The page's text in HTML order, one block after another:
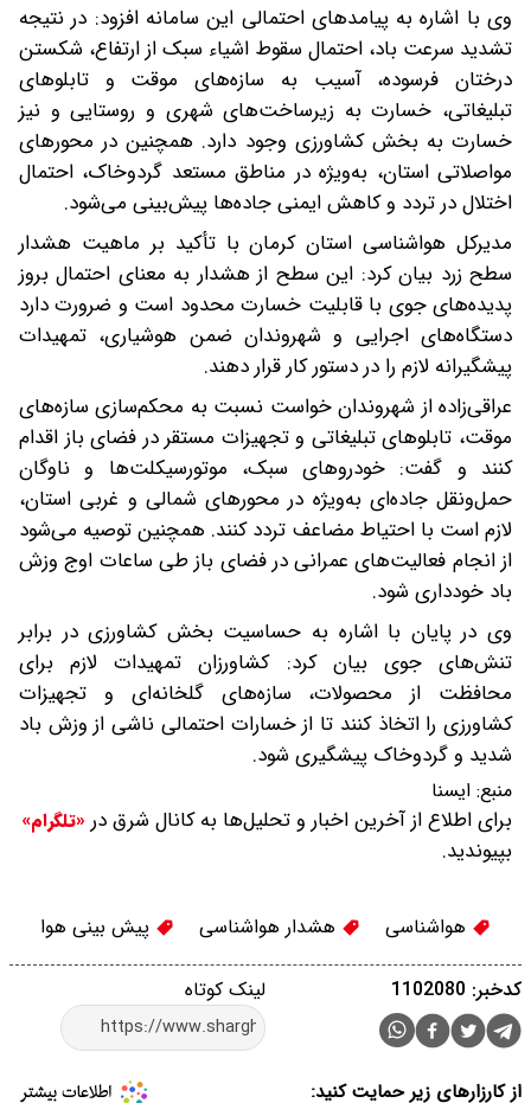
وی با اشاره به پیامدهای احتمالی این سامانه افزود: در نتیجه
تشدید سرعت باد، احتمال سقوط اشیاء سبک از ارتفاع، شکستن
درختان فرسوده، آسیب به سازه‌های موقت و تابلوهای
تبلیغاتی، خسارت به زیرساخت‌های شهری و روستایی و نیز
خسارت به بخش کشاورزی وجود دارد. همچنین در محورهای
مواصلاتی استان، به‌ویژه در مناطق مستعد گردوخاک، احتمال
اختلال در تردد و کاهش ایمنی جاده‌ها پیش‌بینی می‌شود.
مدیرکل هواشناسی استان کرمان با تأکید بر ماهیت هشدار
سطح زرد بیان کرد: این سطح از هشدار به معنای احتمال بروز
پدیده‌های جوی با قابلیت خسارت محدود است و ضرورت دارد
دستگاه‌های اجرایی و شهروندان ضمن هوشیاری، تمهیدات
پیشگیرانه لازم را در دستور کار قرار دهند.
عراقی‌زاده از شهروندان خواست نسبت به محکم‌سازی سازه‌های
موقت، تابلوهای تبلیغاتی و تجهیزات مستقر در فضای باز اقدام
کنند و گفت: خودروهای سبک، موتورسیکلت‌ها و ناوگان
حمل‌ونقل جاده‌ای به‌ویژه در محورهای شمالی و غربی استان،
لازم است با احتیاط مضاعف تردد کنند. همچنین توصیه می‌شود
از انجام فعالیت‌های عمرانی در فضای باز طی ساعات اوج وزش
باد خودداری شود.
وی در پایان با اشاره به حساسیت بخش کشاورزی در برابر
تنش‌های جوی بیان کرد: کشاورزان تمهیدات لازم برای
محافظت از محصولات، سازه‌های گلخانه‌ای و تجهیزات
کشاورزی را اتخاذ کنند تا از خسارات احتمالی ناشی از وزش باد
شدید و گردوخاک پیشگیری شود.
منبع: ایسنا
برای اطلاع از آخرین اخبار و تحلیل‌ها به کانال شرق در «تلگرام»
بپیوندید.
هواشناسی هشدار هواشناسی پیش بینی هوا
لینک کوتاه کدخبر: 1102080
از کارزارهای زیر حمایت کنید: